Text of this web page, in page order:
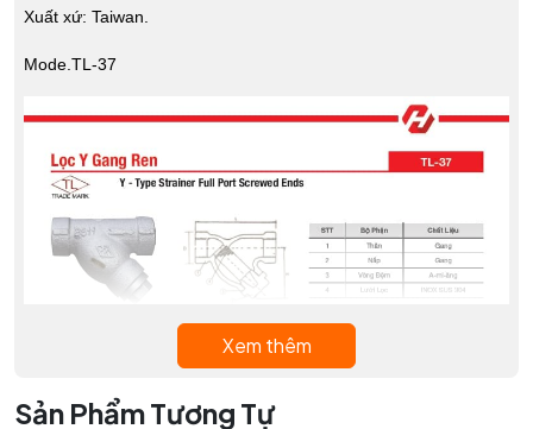
Xuất xứ: Taiwan.
Mode.TL-37
Xem thêm
Sản Phẩm Tương Tự